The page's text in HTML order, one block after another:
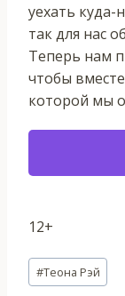
уехать
так для нас
Теперь нам
чтобы
которой мы
12+
Метки
записи:
#Теона Рэй